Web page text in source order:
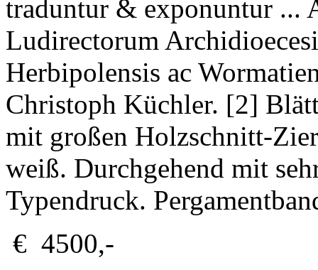
traduntur & exponuntur ...
Ludirectorum
Herbipolensis ac
Christoph Küchler. [2]
mit großen Holzschnitt-
weiß. Durchgehend mit
Typendruck.
€ 4500,-